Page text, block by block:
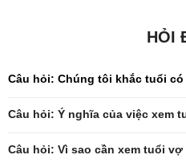
HỎI
Câu hỏi: Chúng tôi khắc tuổi
Câu hỏi: Vì sao cần xem tuổi vợ